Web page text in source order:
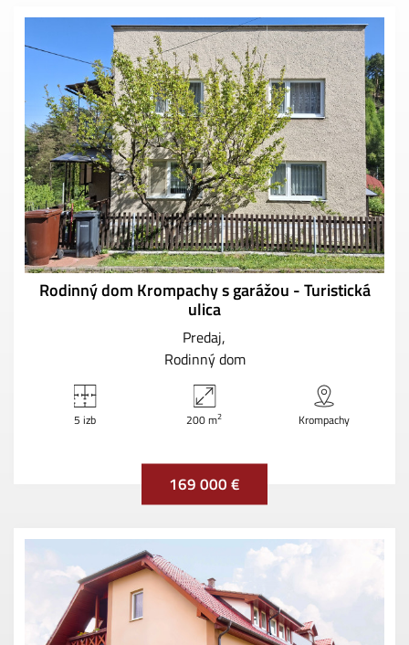
Rodinný dom Krompachy s garážou - Turistická
ulica
Predaj
Rodinný dom
5 izb 200 m2 Krompachy
169 000 €